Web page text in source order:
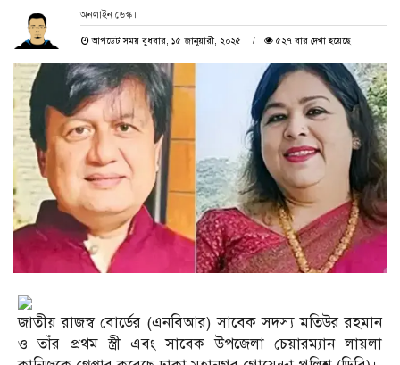
অনলাইন ডেস্ক।
আপডেট সময় বুধবার, ১৫ জানুয়ারী, ২০২৫ ৫২৭ বার দেখা হয়েছে
জাতীয় রাজস্ব বোর্ডের (এনবিআর) সাবেক সদস্য মতিউর রহমান
ও তাঁর প্রথম স্ত্রী এবং সাবেক উপজেলা চেয়ারম্যান লায়লা